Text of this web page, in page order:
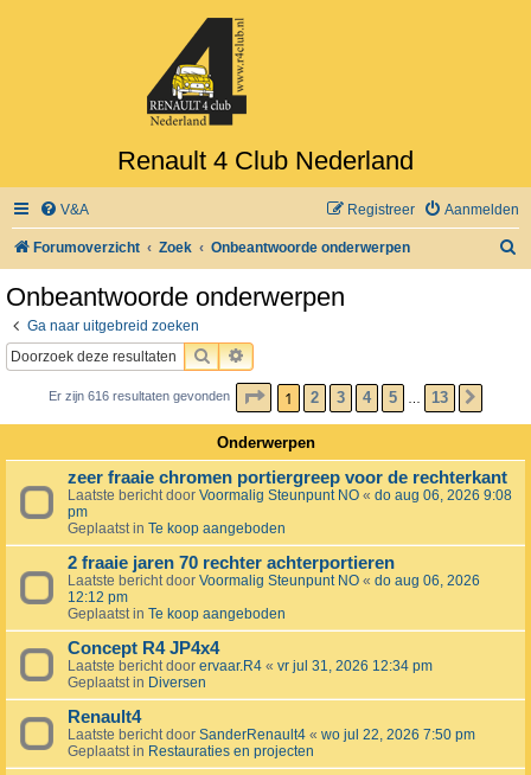
Renault 4 Club Nederland
V&A Aanmelden
Registreer
Forumoverzicht Zoek Onbeantwoorde onderwerpen
Onbeantwoorde onderwerpen
Ga naar uitgebreid zoeken
ZOEKUITGEBREID ZOEKEN
Er zijn 616 resultaten gevonden PAGINA VAN 13
1 2 3 4 5 13
Onderwerpen
zeer fraaie chromen portiergreep voor de rechterkant
Laatste bericht door Voormalig Steunpunt NO « do aug 06, 2026 9:08
pm
Geplaatst in Te koop aangeboden
2 fraaie jaren 70 rechter achterportieren
Laatste bericht door Voormalig Steunpunt NO « do aug 06, 2026
12:12 pm
Geplaatst in Te koop aangeboden
Concept R4 JP4x4
Laatste bericht door ervaar.R4 « vr jul 31, 2026 12:34 pm
Geplaatst in Diversen
Renault4
Laatste bericht door SanderRenault4 « wo jul 22, 2026 7:50 pm
Geplaatst in Restauraties en projecten